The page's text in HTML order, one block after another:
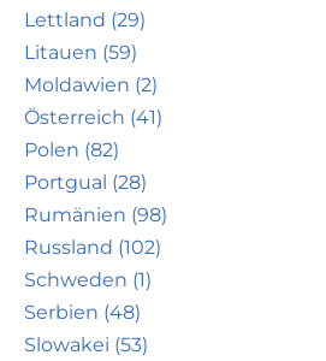
Lettland (29)
Litauen (59)
Moldawien (2)
Österreich (41)
Polen (82)
Portgual (28)
Rumänien (98)
Russland (102)
Schweden (1)
Serbien (48)
Slowakei (53)